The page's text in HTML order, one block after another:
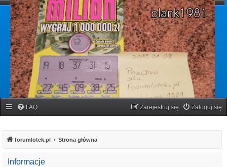
forumlotek.pl
Forum gier liczbowych
FAQ Zaloguj się
Zarejestruj się
forumlotek.pl Strona główna
Informacje